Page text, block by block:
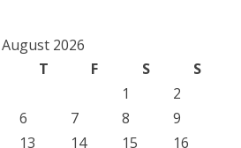
August 2026
T F S
S
1
2
6 7 8
9
13 14 15 16